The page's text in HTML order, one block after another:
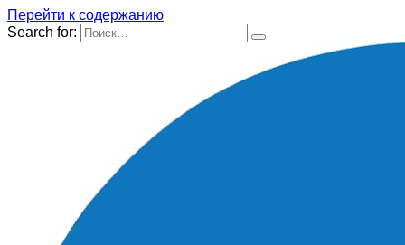
Перейти к содержанию
Search for: